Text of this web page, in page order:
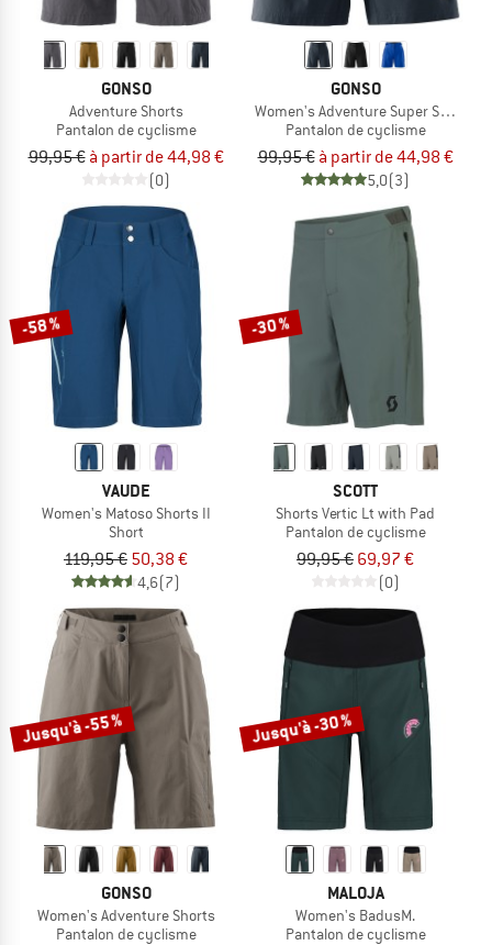
GONSO
Adventure Shorts
Pantalon de cyclisme
99,95 € à partir de 44,98 €
(0)
GONSO
Women's Adventure Super Shorts
Pantalon de cyclisme
99,95 € à partir de 44,98 €
5,0(3)
-58 %
VAUDE
Women's Matoso Shorts II
Short
119,95 € 50,38 €
4,6(7)
-30 %
SCOTT
Shorts Vertic Lt with Pad
Pantalon de cyclisme
99,95 € 69,97 €
(0)
Jusqu'à -55 %
GONSO
Women's Adventure Shorts
Pantalon de cyclisme
Jusqu'à -30 %
MALOJA
Women's BadusM.
Pantalon de cyclisme